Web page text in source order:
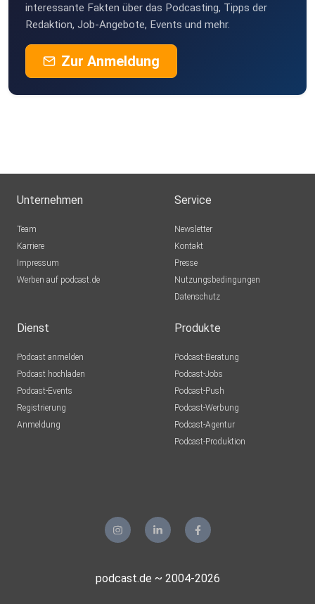
interessante Fakten über das Podcasting, Tipps der
Redaktion, Job-Angebote, Events und mehr.
Zur Anmeldung
Unternehmen
Team
Karriere
Impressum
Werben auf podcast.de
Service
Newsletter
Kontakt
Presse
Nutzungsbedingungen
Datenschutz
Dienst
Podcast anmelden
Podcast hochladen
Podcast-Events
Registrierung
Anmeldung
Produkte
Podcast-Beratung
Podcast-Jobs
Podcast-Push
Podcast-Werbung
Podcast-Agentur
Podcast-Produktion
podcast.de ~ 2004-2026